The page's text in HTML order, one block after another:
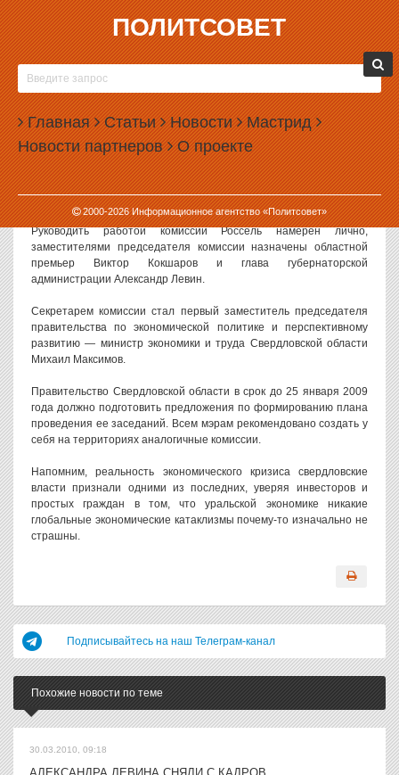
ПОЛИТСОВЕТ
Главная Статьи Новости Мастрид
Новости партнеров О проекте
2000-2026Информационное агентство «Политсовет»
14.01.2009, 12:00
ЭДУАРД РОССЕЛЬ БРОСИЛ СЕБЯ И
АЛЕКСАНДРА ЛЕВИНА НА БОРЬБУ С
КРИЗИСОМ
Борьбу с экономическим кризисом на Среднем Урале возглавят
Эдуард Россель и его друг, глава администрации губернатора
Александр Левин. Указ о создании специальной антикризисной
комиссии глава региона уже подписал.
Руководить работой комиссии Россель намерен лично,
заместителями председателя комиссии назначены областной
премьер Виктор Кокшаров и глава губернаторской
администрации Александр Левин.
Секретарем комиссии стал первый заместитель председателя
правительства по экономической политике и перспективному
развитию — министр экономики и труда Свердловской области
Михаил Максимов.
Правительство Свердловской области в срок до 25 января 2009
года должно подготовить предложения по формированию плана
проведения ее заседаний. Всем мэрам рекомендовано создать у
себя на территориях аналогичные комиссии.
Напомним, реальность экономического кризиса свердловские
власти признали одними из последних, уверяя инвесторов и
простых граждан в том, что уральской экономике никакие
глобальные экономические катаклизмы почему-то изначально не
страшны.
Подписывайтесь на наш Телеграм-канал
Похожие новости по теме
30.03.2010, 09:18